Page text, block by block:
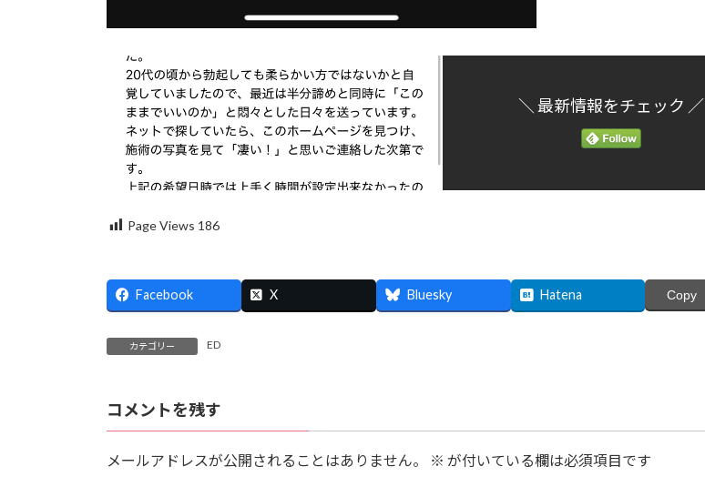
＼ 最新情報をチェック ／
Page Views 186
Facebook X Bluesky Hatena Copy
カテゴリー ED
コメントを残す
メールアドレスが公開されることはありません。 ※ が付いている欄は必須項目です